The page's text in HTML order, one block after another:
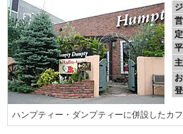
ハンプティー・ダンプティーに併設したカ